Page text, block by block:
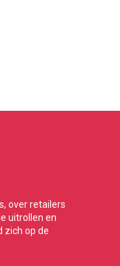
over retailers
uitrollen en
zich op de